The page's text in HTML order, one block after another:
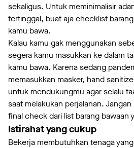
sekaligus. Untuk meminimalisir
tertinggal, buat aja checklist
kamu bawa.
Kalau kamu gak menggunakan
segera kamu masukkan ke dalam
kamu bawa. Karena sedang
memasukkan masker, hand
untuk mendukungmu agar selalu
saat melakukan perjalanan.
final check dari list barang bawaan
Istirahat yang cukup
Bekerja membutuhkan tenaga